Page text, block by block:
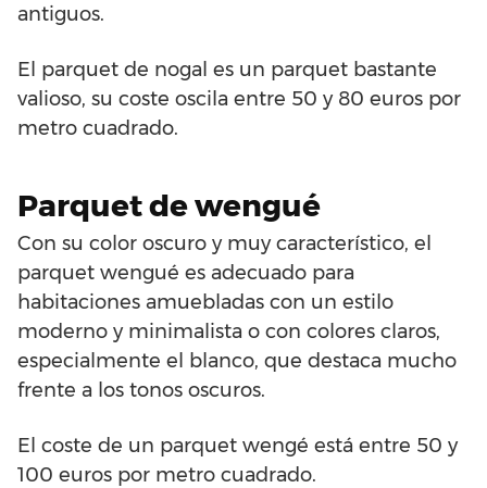
antiguos.
El parquet de nogal es un parquet bastante
valioso, su coste oscila entre 50 y 80 euros por
metro cuadrado.
Parquet de wengué
Con su color oscuro y muy característico, el
parquet wengué es adecuado para
habitaciones amuebladas con un estilo
moderno y minimalista o con colores claros,
especialmente el blanco, que destaca mucho
frente a los tonos oscuros.
El coste de un parquet wengé está entre 50 y
100 euros por metro cuadrado.